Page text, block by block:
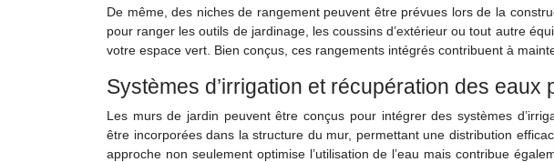
De même, des niches de rangement peuvent être prévues lors de la
pour ranger les outils de jardinage, les coussins d’extérieur ou tout autre
votre espace vert. Bien conçus, ces rangements intégrés contribuent à
Systèmes d’irrigation et récupération des eaux
Les murs de jardin peuvent être conçus pour intégrer des systèmes
être incorporées dans la structure du mur, permettant une distribution
approche non seulement optimise l’utilisation de l’eau mais contribue